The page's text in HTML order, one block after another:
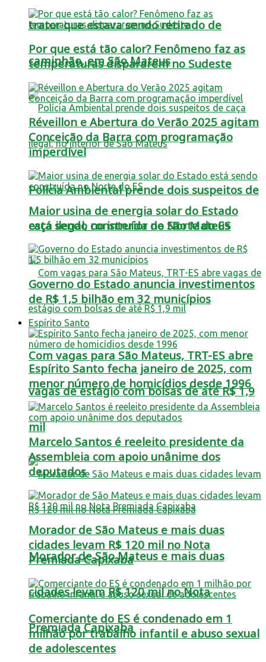
trator que estava sendo retirado de
caminhão, em São Mateus
Polícia Ambiental prende dois suspeitos de
caça ilegal, no interior de São Mateus
Com vagas para São Mateus, TRT-ES abre
vagas de estágio com bolsas de até R$ 1,9
mil
Morador de São Mateus e mais duas
cidades levam R$ 120 mil no Nota
Premiada Capixaba
Por que está tão calor? Fenômeno faz as
temperaturas dispararem no Sudeste
Réveillon e Abertura do Verão 2025 agitam
Conceição da Barra com programação
imperdível
Maior usina de energia solar do Estado
está sendo construída no Norte do ES
Governo do Estado anuncia investimentos
de R$ 1,5 bilhão em 32 municípios
Espírito Santo
Espírito Santo fecha janeiro de 2025, com
menor número de homicídios desde 1996
Marcelo Santos é reeleito presidente da
Assembleia com apoio unânime dos
deputados
Morador de São Mateus e mais duas
cidades levam R$ 120 mil no Nota
Premiada Capixaba
Comerciante do ES é condenado em 1
milhão por trabalho infantil e abuso sexual
de adolescentes